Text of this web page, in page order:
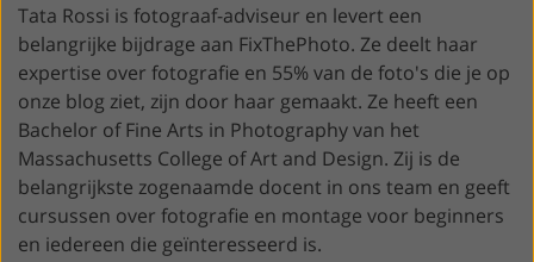
Tata Rossi is fotograaf-adviseur en levert een
belangrijke bijdrage aan FixThePhoto. Ze deelt haar
expertise over fotografie en 55% van de foto's die je op
onze blog ziet, zijn door haar gemaakt. Ze heeft een
Bachelor of Fine Arts in Photography van het
Massachusetts College of Art and Design. Zij is de
belangrijkste zogenaamde docent in ons team en geeft
cursussen over fotografie en montage voor beginners
en iedereen die geïnteresseerd is.